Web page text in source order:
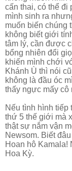
cấn thai, có thể đi
mình sinh ra
muốn biến chúng
không biết giới
tâm lý, cần được
bổng nhiên đổi
khiến mình chới
Khánh Ù thì nói
không là đầu óc
thấy ngực mấy
Nếu tình hình
thứ 5 thế giới mà
thật sự nắm vận
Newsom. Biết
Hoan hô Kamala!
Hoa Kỳ.